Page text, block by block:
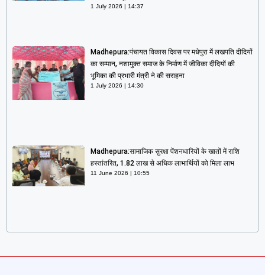
1 July 2026 14:37
Madhepura:पंचायत विकास दिवस पर मधेपुरा में लखपति दीदियों
का सम्मान, नशामुक्त समाज के निर्माण में जीविका दीदियों की
भूमिका की प्रभारी मंत्री ने की सराहना
1 July 2026 14:30
Madhepura:सामाजिक सुरक्षा पेंशनधारियों के खातों में राशि
हस्तांतरित, 1.82 लाख से अधिक लाभार्थियों को मिला लाभ
11 June 2026 10:55